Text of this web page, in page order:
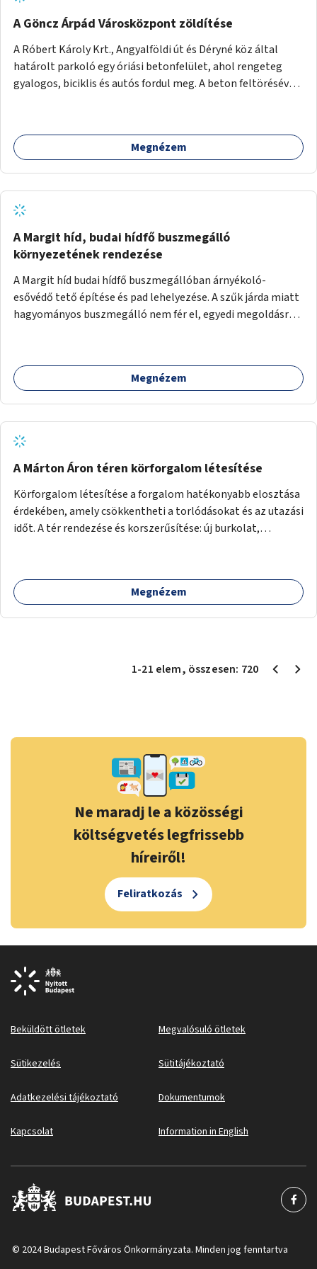
A Göncz Árpád Városközpont zöldítése
A Róbert Károly Krt., Angyalföldi út és Déryné köz által
határolt parkoló egy óriási betonfelület, ahol rengeteg
gyalogos, biciklis és autós fordul meg. A beton feltörésével,
menti járda és a parkoló közé kellene egy zöld sáv,
virágágyásokkal a meglévő fák alá, a lakóépület felőli két
Megnézem
A Margit híd, budai hídfő buszmegálló
környezetének rendezése
A Margit híd budai hídfő buszmegállóban árnyékoló-
esővédő tető építése és pad lehelyezése. A szűk járda miatt
hagyományos buszmegálló nem fér el, egyedi megoldásra
Megnézem
A Márton Áron téren körforgalom létesítése
Körforgalom létesítése a forgalom hatékonyabb elosztása
érdekében, amely csökkentheti a torlódásokat és az utazási
időt. A tér rendezése és korszerűsítése: új burkolat,
időznek.
Megnézem
1-21 elem, összesen: 720
Ne maradj le a közösségi
költségvetés legfrissebb
híreiről!
Feliratkozás
Beküldött ötletek Megvalósuló ötletek
Sütikezelés Sütitájékoztató
Adatkezelési tájékoztató Dokumentumok
Kapcsolat Information in English
© 2024 Budapest Főváros Önkormányzata. Minden jog fenntartva